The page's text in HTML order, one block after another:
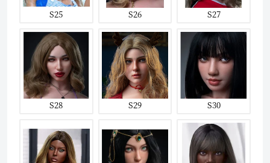
S25 S26 S27
S28 S29 S30